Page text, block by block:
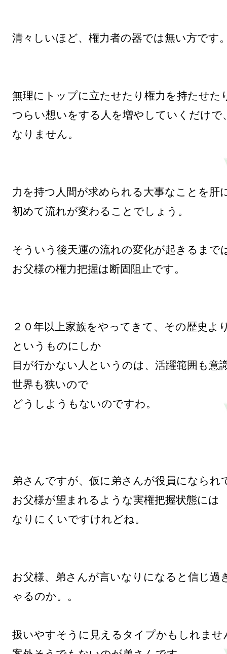
清々しいほど、権力者の器では無い方です
無理にトップに立たせたり権力を持たせた
つらい想いをする人を増やしていくだけで
なりません。
力を持つ人間が求められる大事なことを肝
初めて流れが変わることでしょう。
そういう後天運の流れの変化が起きるまで
お父様の権力把握は断固阻止です。
２０年以上家族をやってきて、その歴史よ
というものにしか
目が行かない人というのは、活躍範囲も意
世界も狭いので
どうしようもないのですわ。
弟さんですが、仮に弟さんが役員になられ
お父様が望まれるような実権把握状態には
なりにくいですけれどね。
お父様、弟さんが言いなりになると信じ過
ゃるのか。。
扱いやすそうに見えるタイプかもしれませ